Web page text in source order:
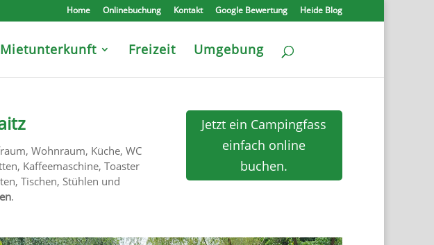
Home Onlinebuchung Kontakt Google Bewertung Heide Blog
Mietunterkunft Freizeit Umgebung
Wohnraum, Küche, WC
Kaffeemaschine, Toaster
Tischen, Stühlen und
.
Jetzt ein Campingfass
einfach online
buchen.